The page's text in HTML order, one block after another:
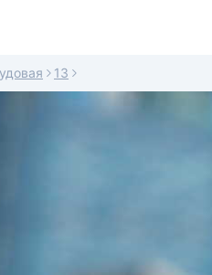
13